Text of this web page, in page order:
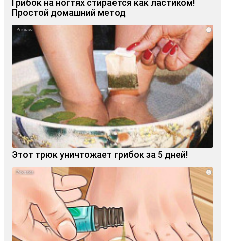
Грибок на ногтях стирается как ластиком!
Простой домашний метод
i
Этот трюк уничтожает грибок за 5 дней!
i